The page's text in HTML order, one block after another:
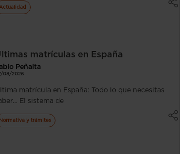
matrículas en España
Peñalta
08/2026
matrícula en España: Todo lo que necesitas
El sistema de
Normativa y trámites